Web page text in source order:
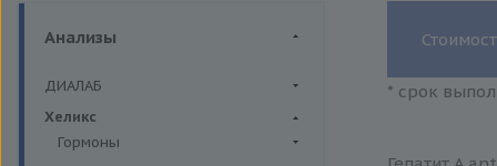
Анализы
ДИАЛАБ
Биохимия крови
Хеликс
Гормоны
* срок